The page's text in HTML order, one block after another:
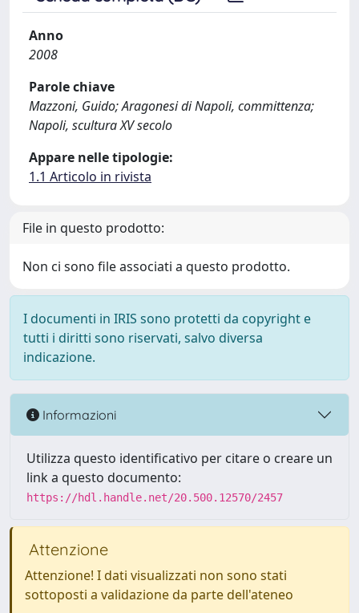
Anno
2008
Parole chiave
Mazzoni, Guido; Aragonesi di Napoli, committenza;
Napoli, scultura XV secolo
Appare nelle tipologie:
1.1 Articolo in rivista
File in questo prodotto:
Non ci sono file associati a questo prodotto.
I documenti in IRIS sono protetti da copyright e
tutti i diritti sono riservati, salvo diversa
indicazione.
Informazioni
Utilizza questo identificativo per citare o creare un
link a questo documento:
https://hdl.handle.net/20.500.12570/2457
Attenzione
Attenzione! I dati visualizzati non sono stati
sottoposti a validazione da parte dell'ateneo